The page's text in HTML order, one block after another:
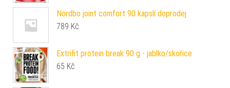
Nordbo joint comfort 90 kapslí doprodej
789 Kč
Extrifit protein break 90 g - jablko/skořice
65 Kč